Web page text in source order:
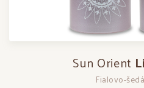
Sun Orient
Fialovo-